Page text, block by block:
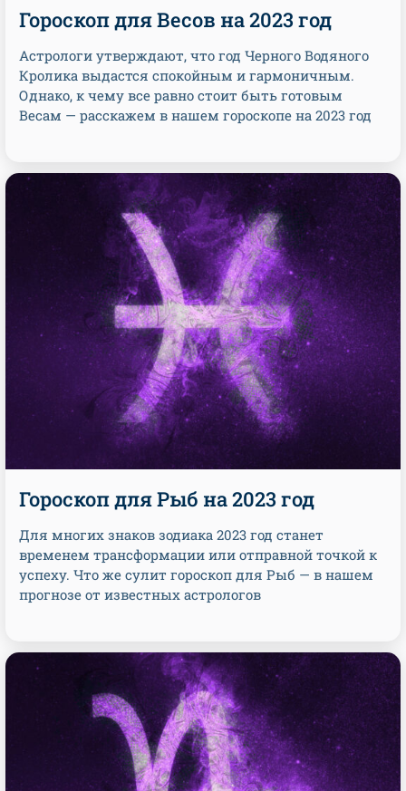
Гороскоп для Весов на 2023 год
Астрологи утверждают, что год Черного Водяного
Кролика выдастся спокойным и гармоничным.
Однако, к чему все равно стоит быть готовым
Весам — расскажем в нашем гороскопе на 2023 год
Гороскоп для Рыб на 2023 год
Для многих знаков зодиака 2023 год станет
временем трансформации или отправной точкой к
успеху. Что же сулит гороскоп для Рыб — в нашем
прогнозе от известных астрологов